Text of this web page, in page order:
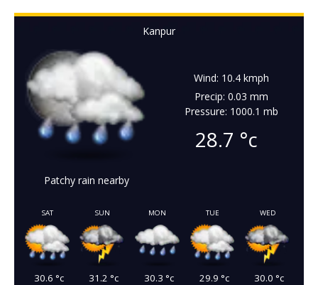
Kanpur
Patchy rain nearby
Wind: 10.4 kmph
Precip: 0.03 mm
Pressure: 1000.1 mb
28.7 °c
SAT
30.6 °c
SUN
31.2 °c
MON
30.3 °c
TUE
29.9 °c
WED
30.0 °c